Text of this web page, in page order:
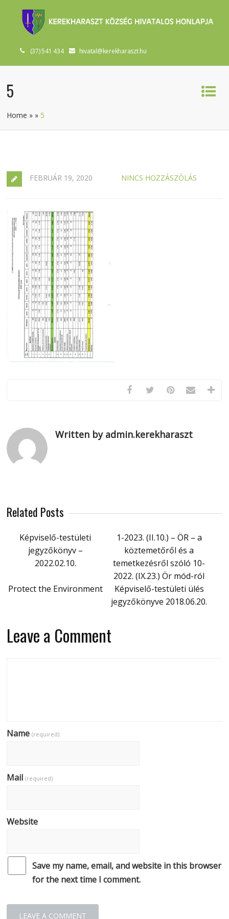
(37) 541 434 hivatal@kerekharaszt.hu
5
Home » » 5
FEBRUÁR 19, 2020 NINCS HOZZÁSZÓLÁS
Written by admin.kerekharaszt
Related Posts
Képviselő-testületi
jegyzőkönyv –
2022.02.10.
1-2023. (II.10.) – ÖR – a
köztemetőről és a
temetkezésről szóló 10-
2022. (IX.23.) Ör mód-ról
Protect the Environment
Képviselő-testületi ülés
jegyzőkönyve 2018.06.20.
Leave a Comment
Name(required)
Mail(required)
Website
Save my name, email, and website in this browser
for the next time I comment.